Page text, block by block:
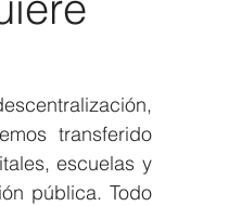
transferido
escuelas y
pública. Todo